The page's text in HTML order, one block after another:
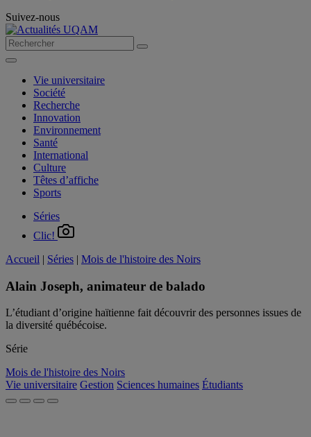
Suivez-nous
Vie universitaire
Société
Recherche
Innovation
Environnement
Santé
International
Culture
Têtes d’affiche
Sports
Séries
Clic!
Accueil | Séries | Mois de l'histoire des Noirs
Alain Joseph, animateur de balado
L’étudiant d’origine haïtienne fait découvrir des personnes issues de
la diversité québécoise.
Série
Mois de l'histoire des Noirs
Vie universitaire Gestion Sciences humaines Étudiants